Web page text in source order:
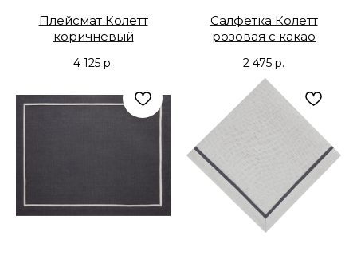
Плейсмат Колетт
коричневый
4 125 р.
Салфетка Колетт
розовая с какао
2 475 р.